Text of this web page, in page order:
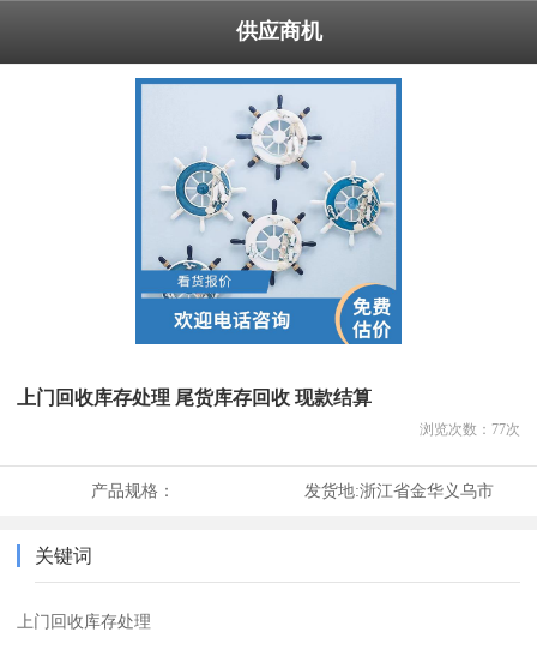
供应商机
上门回收库存处理 尾货库存回收 现款结算
浏览次数： 77次
产品规格： 发货地:浙江省金华义乌市
关键词
上门回收库存处理